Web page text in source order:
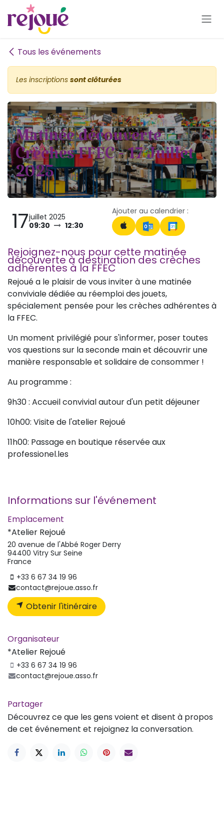
Se rendre au contenu
Tous les événements
Les inscriptions sont clôturées
Matinée découverte
Crèches FFEC - 17 Juillet
2025
17juillet 2025
09:30
12:30
Ajouter au calendrier :
Rejoignez-nous pour cette matinée
découverte à destination des crèches
adhérentes à la FFEC
Rejoué a le plaisir de vous inviter à une matinée
conviviale dédiée au réemploi des jouets,
spécialement pensée pour les crèches adhérentes à
la FFEC.
Un moment privilégié pour s'informer, poser toutes
vos questions sur la seconde main et découvrir une
manière responsable et solidaire de consommer !
Au programme :
9h30 : Accueil convivial autour d'un petit déjeuner
10h00: Visite de l'atelier Rejoué
11h00: Passage en boutique réservée aux
professionel.les
Informations sur l'événement
Emplacement
*Atelier Rejoué
20 avenue de l'Abbé Roger Derry
94400 Vitry Sur Seine
France
+33 6 67 34 19 96
contact@rejoue.asso.fr
Obtenir l'itinéraire
Organisateur
*Atelier Rejoué
+33 6 67 34 19 96
contact@rejoue.asso.fr
Partager
Découvrez ce que les gens voient et disent à propos
de cet événement et rejoignez la conversation.